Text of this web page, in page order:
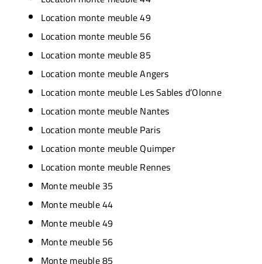
Location monte meuble 49
Location monte meuble 56
Location monte meuble 85
Location monte meuble Angers
Location monte meuble Les Sables d’Olonne
Location monte meuble Nantes
Location monte meuble Paris
Location monte meuble Quimper
Location monte meuble Rennes
Monte meuble 35
Monte meuble 44
Monte meuble 49
Monte meuble 56